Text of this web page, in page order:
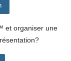
et organiser une